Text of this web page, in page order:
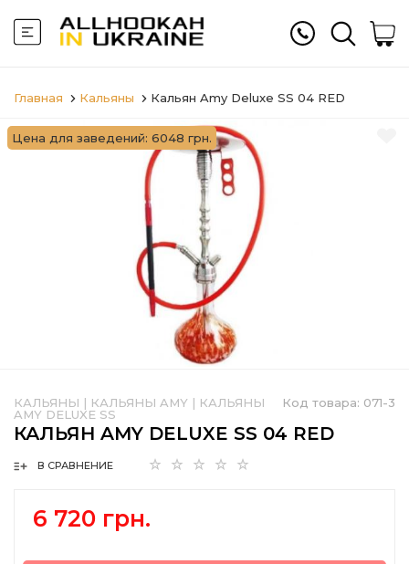
Главная Кальяны Кальян Amy Deluxe SS 04 RED
Цена для заведений: 6048 грн.
Код товара: 071-3
КАЛЬЯНЫ | КАЛЬЯНЫ AMY | КАЛЬЯНЫ
AMY DELUXE SS
КАЛЬЯН AMY DELUXE SS 04 RED
В СРАВНЕНИЕ
6 720 грн.